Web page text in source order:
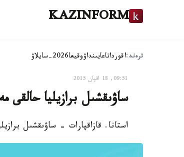
KAZINFORM
ترەند:اقورداتاعايىنداۋوقيعا2026-سايلاۋ
09:51, 18 اقپان 2015
ساۋىقشىل برازيليا
استانا. قازاقپارات - ساۋىقشىل